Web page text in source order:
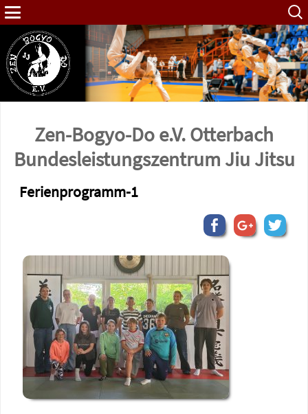
Suche
nach:
Zen-Bogyo-Do e.V. Otterbach
Bundes­leistungs­zentrum Jiu Jitsu
Ferienprogramm-1